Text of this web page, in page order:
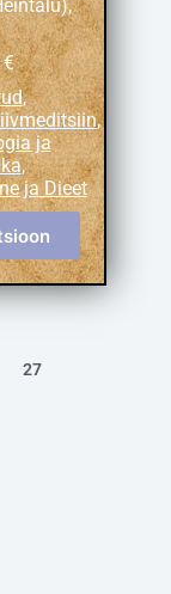
€
,
,
ja
,
ja Dieet
27